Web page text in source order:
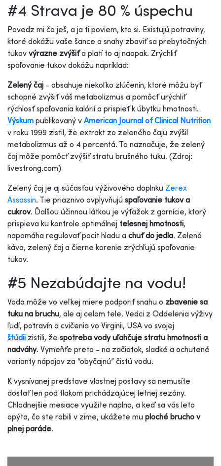
#4 Strava je 80 % úspechu
Povedz mi čo ješ, a ja ti poviem, kto si. Existujú potraviny,
ktoré dokážu vaše šance a snahy zbaviť sa prebytočných
tukov výrazne zvýšiťa platí to aj naopak. Zrýchliť
spaľovanie tukov dokážu napríklad:
Zelený čaj - obsahuje niekoľko zlúčenín, ktoré môžu byť
schopné zvýšiť váš metabolizmus a pomôcť urýchliť
rýchlosť spaľovania kalórií a prispieť k úbytku hmotnosti.
Výskum publikovaný v American Journal of Clinical Nutrition
v roku 1999 zistil, že extrakt zo zeleného čaju zvýšil
metabolizmus až o 4 percentá. To naznačuje, že zelený
čaj môže pomôcť zvýšiť stratu brušného tuku. (Zdroj:
livestrong.com)
Zelený čaj je aj súčasťou výživového doplnku Zerex
Assassin. Tie priaznivo ovplyvňujú spaľovanie tukov a
cukrov. Ďalšou účinnou látkou je výťažok z garnície, ktorý
prispieva ku kontrole optimálnej telesnej hmotnosti,
napomáha regulovať pocit hladu a chuť do jedla. Zelená
káva, zelený čaj a čierne korenie zrýchľujú spaľovanie
tukov.
#5 Nezabúdajte na vodu!
Voda môže vo veľkej miere podporiť snahu o zbavenie sa
tuku na bruchu, ale aj celom tele. Vedci z Oddelenia výživy
ľudí, potravín a cvičenia vo Virginii, USA vo svojej
štúdii zistili, že spotreba vody uľahčuje stratu hmotnosti a
nadváhy. Vymeňťe preto - na začiatok, sladké a ochutené
varianty nápojov za “obyčajnú” čistú vodu.
K vysnívanej predstave vlastnej postavy sa nemusíte
dostať len pod tlakom prichádzajúcej letnej sezóny.
Chladnejšie mesiace využite naplno, a keď sa vás leto
opýta, čo ste robili v zime, ukážete mu ploché brucho v
plnej paráde.